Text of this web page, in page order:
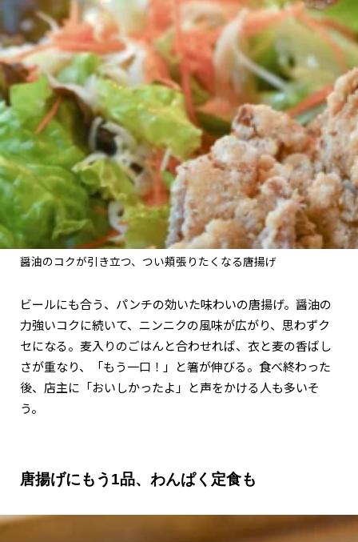
醤油のコクが引き立つ、つい頬張りたくなる唐揚げ
ビールにも合う、パンチの効いた味わいの唐揚げ。醤油の
力強いコクに続いて、ニンニクの風味が広がり、思わずク
セになる。麦入りのごはんと合わせれば、衣と麦の香ばし
さが重なり、「もう一口！」と箸が伸びる。食べ終わった
後、店主に「おいしかったよ」と声をかける人も多いそ
う。
唐揚げにもう1品、わんぱく定食も